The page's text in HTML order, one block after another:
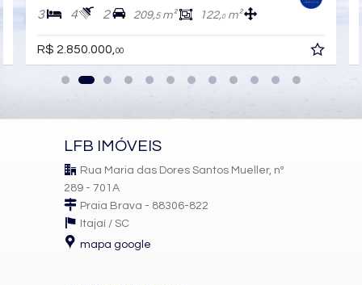
Entrada para Banhistas
Acessibilidade para PNE
3 4 2 209,5m² 122,0m²
R$ 2.850.000,00
LFB IMÓVEIS
Rua Maria das Dores Santos Mueller, nº
289 - 701A
Praia Brava - 88306-822
Itajaí / SC
mapa google